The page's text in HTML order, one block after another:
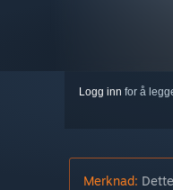
Logg inn for å
Merknad: